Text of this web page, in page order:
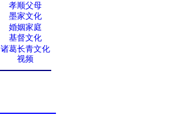
孝顺父母
墨家文化
婚姻家庭
基督文化
诸葛长青文化
视频